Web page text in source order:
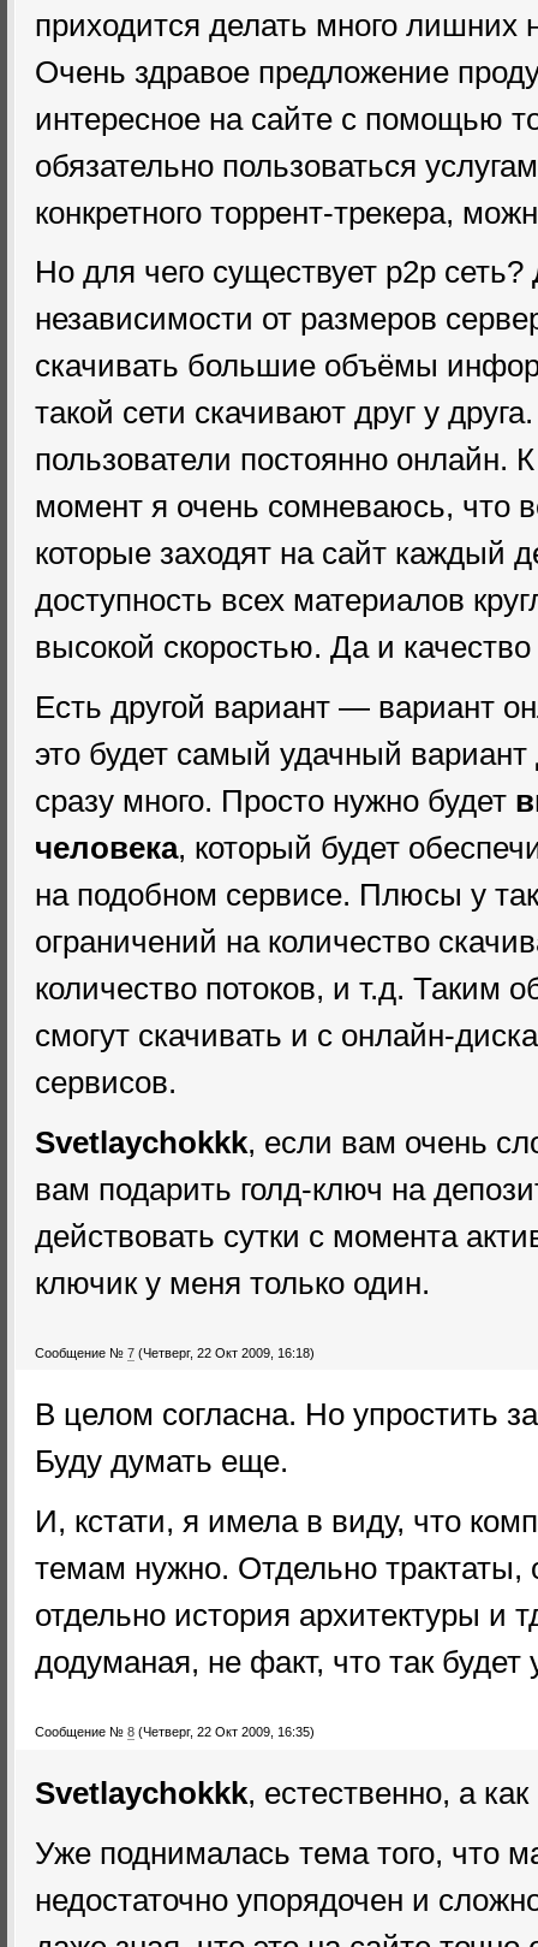
приходится делать много лишних
Очень здравое предложение
интересное на сайте с помощью
обязательно пользоваться
конкретного торрент-трекера,
Но для чего существует p2p
независимости от размеров
скачивать большие объёмы
такой сети скачивают друг у
пользователи постоянно
момент я очень сомневаюсь, что
которые заходят на сайт каждый
доступность всех материалов
высокой скоростью. Да и качество
Есть другой вариант — вариант
это будет самый удачный вариант
сразу много. Просто нужно будет
человека, который будет
на подобном сервисе. Плюсы у
ограничений на количество
количество потоков, и т.д. Таким
смогут скачивать и с онлайн-
сервисов.
Svetlaychokkk, если вам очень
вам подарить голд-ключ на
действовать сутки с момента
ключик у меня только один.
Сообщение № 7 (Четверг, 22 Окт 2009, 16:18)
В целом согласна. Но упростить
Буду думать еще.
И, кстати, я имела в виду, что
темам нужно. Отдельно трактаты,
отдельно история архитектуры и
додуманая, не факт, что так будет
Сообщение № 8 (Четверг, 22 Окт 2009, 16:35)
Svetlaychokkk, естественно, а
Уже поднималась тема того, что
недостаточно упорядочен и